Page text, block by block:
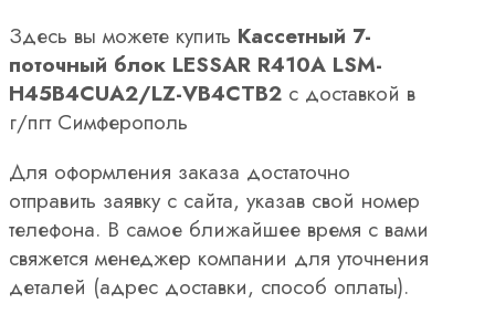
Здесь вы можете купить Кассетный 7-
поточный блок LESSAR R410A LSM-
H45B4CUA2/LZ-VB4CТВ2 с доставкой в
г/пгт Симферополь
Для оформления заказа достаточно
отправить заявку с сайта, указав свой номер
телефона. В самое ближайшее время с вами
свяжется менеджер компании для уточнения
деталей (адрес доставки, способ оплаты).